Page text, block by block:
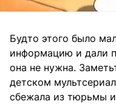
Будто этого было
информацию и дали
она не нужна.
детском
сбежала из тюрьмы